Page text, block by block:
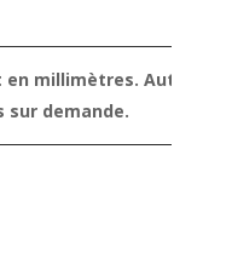
en millimètres. Autres
sur demande.